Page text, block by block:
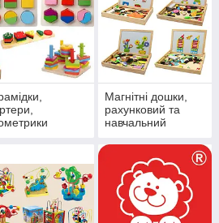
Магнітні дошки,
рахунковий та
навчальний